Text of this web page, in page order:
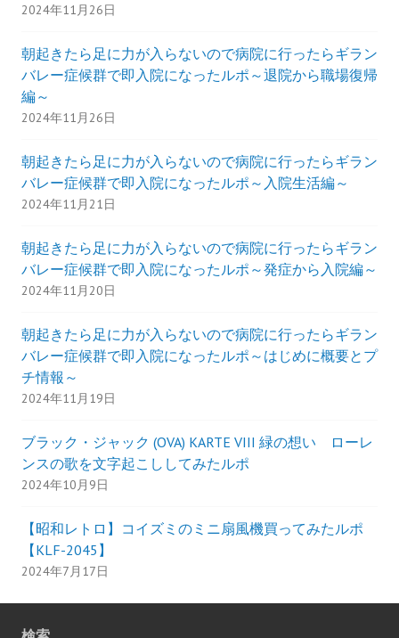
2024年11月26日
朝起きたら足に力が入らないので病院に行ったらギラン
バレー症候群で即入院になったルポ～退院から職場復帰
編～
2024年11月26日
朝起きたら足に力が入らないので病院に行ったらギラン
バレー症候群で即入院になったルポ～入院生活編～
2024年11月21日
朝起きたら足に力が入らないので病院に行ったらギラン
バレー症候群で即入院になったルポ～発症から入院編～
2024年11月20日
朝起きたら足に力が入らないので病院に行ったらギラン
バレー症候群で即入院になったルポ～はじめに概要とプ
チ情報～
2024年11月19日
ブラック・ジャック (OVA) KARTE VIII 緑の想い ローレ
ンスの歌を文字起こししてみたルポ
2024年10月9日
【昭和レトロ】コイズミのミニ扇風機買ってみたルポ
【KLF-2045】
2024年7月17日